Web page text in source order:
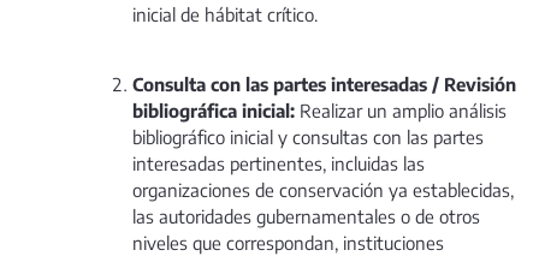
inicial de hábitat crítico.
Consulta con las partes interesadas / Revisión
bibliográfica inicial: Realizar un amplio análisis
bibliográfico inicial y consultas con las partes
interesadas pertinentes, incluidas las
organizaciones de conservación ya establecidas,
las autoridades gubernamentales o de otros
niveles que correspondan, instituciones